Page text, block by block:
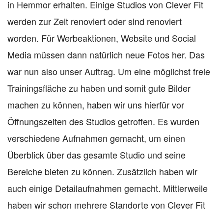
in Hemmor erhalten. Einige Studios von Clever Fit
werden zur Zeit renoviert oder sind renoviert
worden. Für Werbeaktionen, Website und Social
Media müssen dann natürlich neue Fotos her. Das
war nun also unser Auftrag. Um eine möglichst freie
Trainingsfläche zu haben und somit gute Bilder
machen zu können, haben wir uns hierfür vor
Öffnungszeiten des Studios getroffen. Es wurden
verschiedene Aufnahmen gemacht, um einen
Überblick über das gesamte Studio und seine
Bereiche bieten zu können. Zusätzlich haben wir
auch einige Detailaufnahmen gemacht. Mittlerweile
haben wir schon mehrere Standorte von Clever Fit